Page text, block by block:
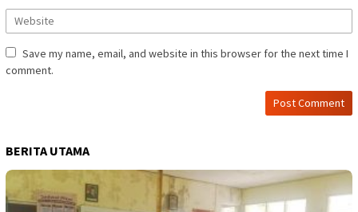
Save my name, email, and website in this browser for the next time I
comment.
BERITA UTAMA